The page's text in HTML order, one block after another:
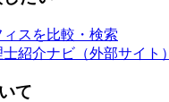
ィスを比較・検索
紹介ナビ（外部サイト）
て